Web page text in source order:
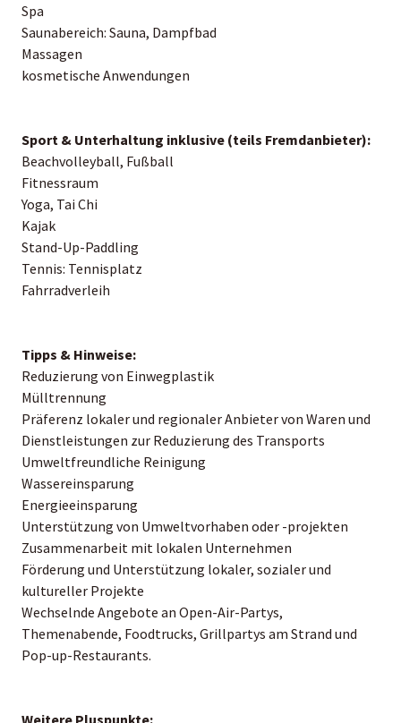
Spa
Saunabereich: Sauna, Dampfbad
Massagen
kosmetische Anwendungen
Sport & Unterhaltung inklusive (teils Fremdanbieter):
Beachvolleyball, Fußball
Fitnessraum
Yoga, Tai Chi
Kajak
Stand-Up-Paddling
Tennis: Tennisplatz
Fahrradverleih
Tipps & Hinweise:
Reduzierung von Einwegplastik
Mülltrennung
Präferenz lokaler und regionaler Anbieter von Waren und
Dienstleistungen zur Reduzierung des Transports
Umweltfreundliche Reinigung
Wassereinsparung
Energieeinsparung
Unterstützung von Umweltvorhaben oder -projekten
Zusammenarbeit mit lokalen Unternehmen
Förderung und Unterstützung lokaler, sozialer und
kultureller Projekte
Wechselnde Angebote an Open-Air-Partys,
Themenabende, Foodtrucks, Grillpartys am Strand und
Pop-up-Restaurants.
Weitere Pluspunkte: